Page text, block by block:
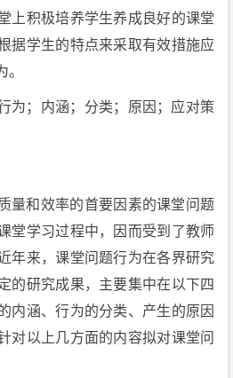
上积极培养学生养成良好的课堂
据学生的特点来采取有效措施应
为；内涵；分类；原因；应对策
量和效率的首要因素的课堂问题
堂学习过程中，因而受到了教师
年来，课堂问题行为在各界研究
的研究成果，主要集中在以下四
内涵、行为的分类、产生的原因
对以上几方面的内容拟对课堂问